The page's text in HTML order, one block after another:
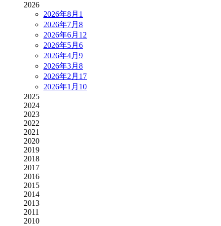
2026
2026年8月 1
2026年7月 8
2026年6月 12
2026年5月 6
2026年4月 9
2026年3月 8
2026年2月 17
2026年1月 10
2025
2024
2023
2022
2021
2020
2019
2018
2017
2016
2015
2014
2013
2011
2010